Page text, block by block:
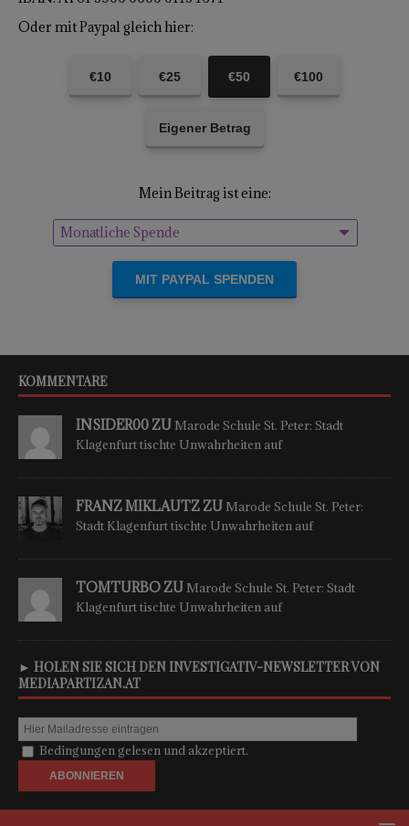
Oder mit Paypal gleich hier:
€10 €25 €50 €100
Eigener Betrag
Mein Beitrag ist eine:
Einmalige Spende
Monatliche Spende
KOMMENTARE
INSIDER00 ZU Marode Schule St. Peter: Stadt
Klagenfurt tischte Unwahrheiten auf
FRANZ MIKLAUTZ ZU Marode Schule St. Peter:
Stadt Klagenfurt tischte Unwahrheiten auf
TOMTURBO ZU Marode Schule St. Peter: Stadt
Klagenfurt tischte Unwahrheiten auf
► HOLEN SIE SICH DEN INVESTIGATIV-NEWSLETTER VON
MEDIAPARTIZAN.AT
Bedingungen gelesen und akzeptiert.